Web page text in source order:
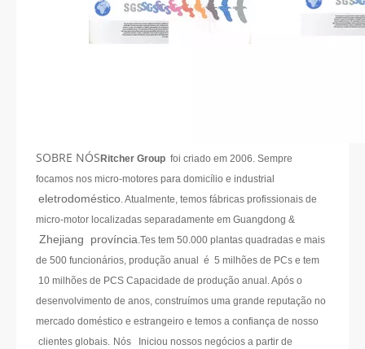
SOBRE NÓS Ritcher Group foi criado em 2006. Sempre
focamos nos micro-motores para domicílio e industrial
eletrodoméstico. Atualmente, temos fábricas profissionais de
micro-motor localizadas separadamente em Guangdong &
Zhejiang província.Tes tem 50.000 plantas quadradas e mais
de 500 funcionários, produção anual é 5 milhões de PCs e tem
10 milhões de PCS Capacidade de produção anual. Após o
desenvolvimento de anos, construímos uma grande reputação no
mercado doméstico e estrangeiro e temos a confiança de nosso
clientes globais. Nós Iniciou nossos negócios a partir de